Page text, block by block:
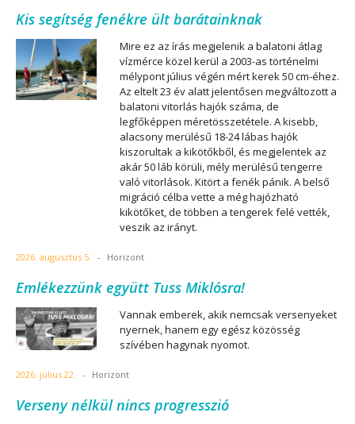
Kis segítség fenékre ült barátainknak
Mire ez az írás megjelenik a balatoni átlag
vízmérce közel kerül a 2003-as történelmi
mélypont július végén mért kerek 50 cm-éhez.
Az eltelt 23 év alatt jelentősen megváltozott a
balatoni vitorlás hajók száma, de
legfőképpen méretösszetétele. A kisebb,
alacsony merülésű 18-24 lábas hajók
kiszorultak a kikötőkből, és megjelentek az
akár 50 láb körüli, mély merülésű tengerre
való vitorlások. Kitört a fenék pánik. A belső
migráció célba vette a még hajózható
kikötőket, de többen a tengerek felé vették,
veszik az irányt.
2026. augusztus 5. - Horizont
Emlékezzünk együtt Tuss Miklósra!
Vannak emberek, akik nemcsak versenyeket
nyernek, hanem egy egész közösség
szívében hagynak nyomot.
2026. július 22. - Horizont
Verseny nélkül nincs progresszió